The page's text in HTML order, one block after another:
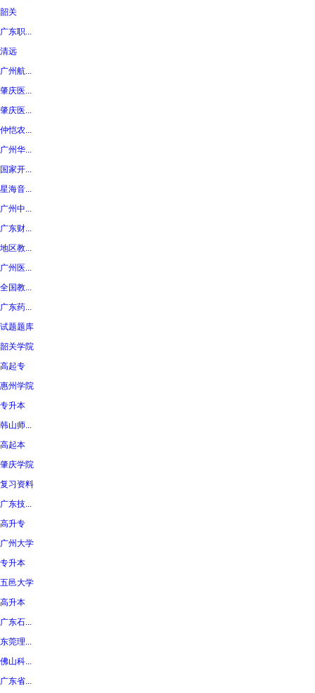
韶关
广东职...
清远
广州航...
肇庆医...
肇庆医...
仲恺农...
广州华...
国家开...
星海音...
广州中...
广东财...
地区教...
广州医...
全国教...
广东药...
试题题库
韶关学院
高起专
惠州学院
专升本
韩山师...
高起本
肇庆学院
复习资料
广东技...
高升专
广州大学
专升本
五邑大学
高升本
广东石...
东莞理...
佛山科...
广东省...